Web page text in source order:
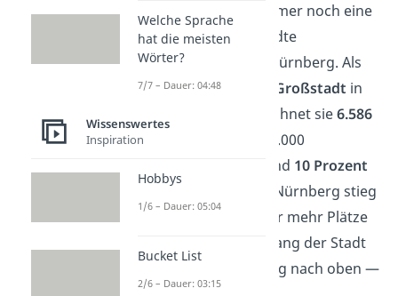
geschafft, aber immer noch eine
der sichersten Städte
Deutschlands ist Nürnberg. Als
dritte bayerische Großstadt in
dieser Liste verzeichnet sie6.586
auf 100.000
Einwohner. Das sind 10 Prozent
weniger
als 2020. Nürnberg stieg
schon zuvor immer mehr Plätze
auf, auch 2021 gelang der Stadt
ein weiterer Sprung nach oben —
Welche Sprache
hat die meisten
Wörter?
7/7 – Dauer: 04:48
Wissenswertes
Inspiration
Hobbys
1/6 – Dauer: 05:04
Bucket List
2/6 – Dauer: 03:15